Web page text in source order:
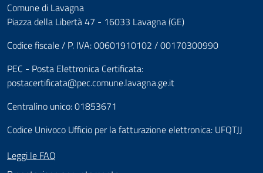
Comune di Lavagna
Piazza della Libertà 47 - 16033 Lavagna (GE)
Codice fiscale / P. IVA: 00601910102 / 00170300990
PEC - Posta Elettronica Certificata:
postacertificata@pec.comune.lavagna.ge.it
Centralino unico: 01853671
Codice Univoco Ufficio per la fatturazione elettronica: UFQTJJ
Leggi le FAQ